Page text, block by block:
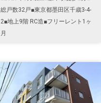
総戸数32戸■東京都墨田区千歳3-4-
2■地上9階 RC造■フリーレント1ヶ
月